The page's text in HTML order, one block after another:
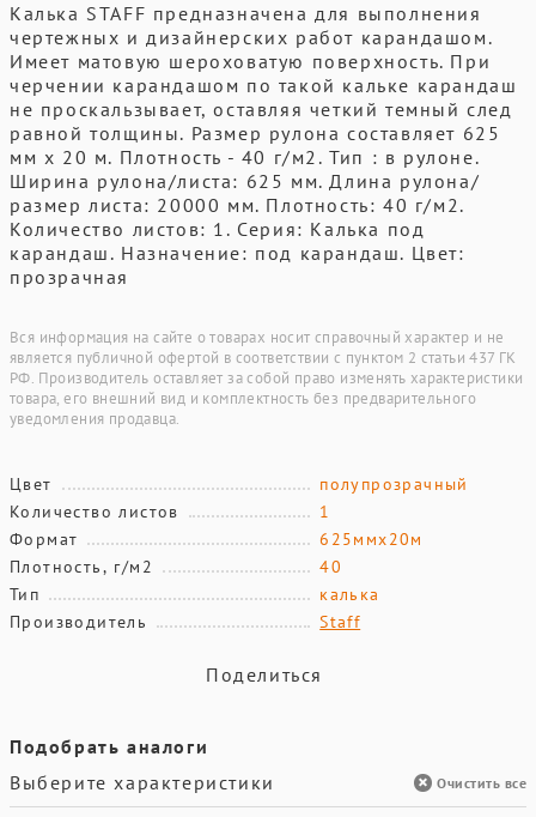
Калька STAFF предназначена для выполнения
чертежных и дизайнерских работ карандашом.
Имеет матовую шероховатую поверхность. При
черчении карандашом по такой кальке карандаш
не проскальзывает, оставляя четкий темный след
равной толщины. Размер рулона составляет 625
мм х 20 м. Плотность - 40 г/м2. Тип : в рулоне.
Ширина рулона/листа: 625 мм. Длина рулона/
размер листа: 20000 мм. Плотность: 40 г/м2.
Количество листов: 1. Серия: Калька под
карандаш. Назначение: под карандаш. Цвет:
прозрачная
Вся информация на сайте о товарах носит справочный характер и не
является публичной офертой в соответствии с пунктом 2 статьи 437 ГК
РФ. Производитель оставляет за собой право изменять характеристики
товара, его внешний вид и комплектность без предварительного
уведомления продавца.
Цвет
полупрозрачный
Количество листов
1
Формат
625ммх20м
Плотность, г/м2
40
Тип
калька
Производитель
Staff
Поделиться
Подобрать аналоги
Выберите характеристики
Очистить все